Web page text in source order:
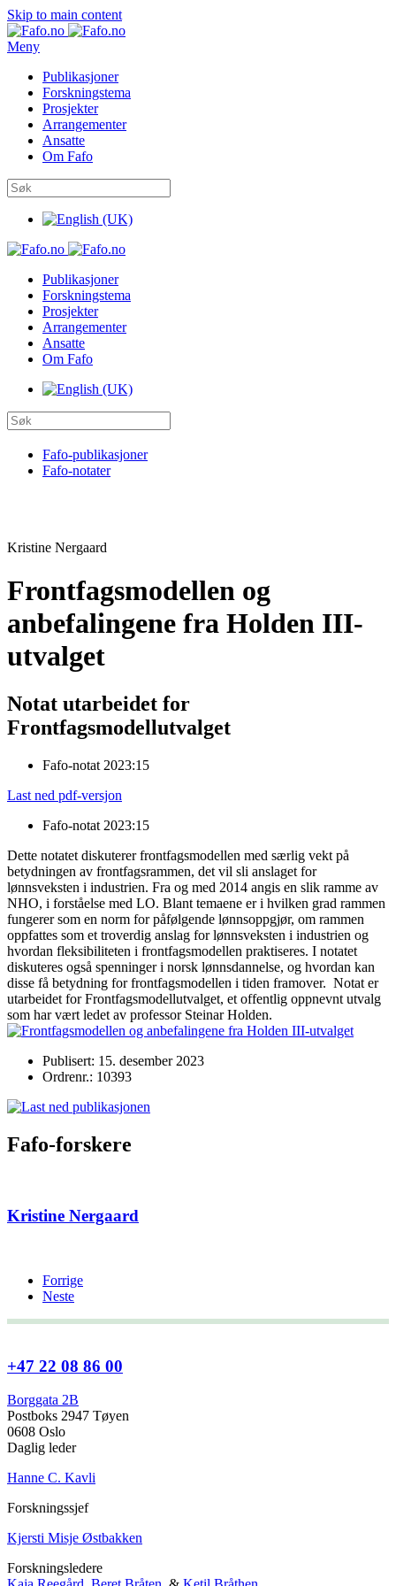
Skip to main content
Meny
Publikasjoner
Forskningstema
Prosjekter
Arrangementer
Ansatte
Om Fafo
Publikasjoner
Forskningstema
Prosjekter
Arrangementer
Ansatte
Om Fafo
Fafo-publikasjoner
Fafo-notater
Kristine Nergaard
Frontfagsmodellen og
anbefalingene fra Holden III-
utvalget
Notat utarbeidet for
Frontfagsmodellutvalget
Fafo-notat 2023:15
Last ned pdf-versjon
Fafo-notat 2023:15
Dette notatet diskuterer frontfagsmodellen med særlig vekt på
betydningen av frontfagsrammen, det vil sli anslaget for
lønnsveksten i industrien. Fra og med 2014 angis en slik ramme av
NHO, i forståelse med LO. Blant temaene er i hvilken grad rammen
fungerer som en norm for påfølgende lønnsoppgjør, om rammen
oppfattes som et troverdig anslag for lønnsveksten i industrien og
hvordan fleksibiliteten i frontfagsmodellen praktiseres. I notatet
diskuteres også spenninger i norsk lønnsdannelse, og hvordan kan
disse få betydning for frontfagsmodellen i tiden framover. Notat er
utarbeidet for Frontfagsmodellutvalget, et offentlig oppnevnt utvalg
som har vært ledet av professor Steinar Holden.
Publisert: 15. desember 2023
Ordrenr.: 10393
Fafo-forskere
Kristine Nergaard
Forrige
Neste
+47 22 08 86 00
Borggata 2B
Postboks 2947 Tøyen
0608 Oslo
Daglig leder
Hanne C. Kavli
Forskningssjef
Kjersti Misje Østbakken
Forskningsledere